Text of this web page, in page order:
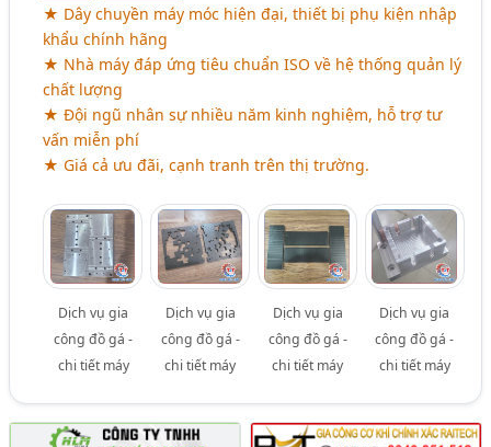
★ Dây chuyền máy móc hiện đại, thiết bị phụ kiện nhập
khẩu chính hãng
★ Nhà máy đáp ứng tiêu chuẩn ISO về hệ thống quản lý
chất lượng
★ Đội ngũ nhân sự nhiều năm kinh nghiệm, hỗ trợ tư
vấn miễn phí
★ Giá cả ưu đãi, cạnh tranh trên thị trường.
Dịch vụ gia
công đồ gá -
chi tiết máy
Dịch vụ gia
công đồ gá -
chi tiết máy
Dịch vụ gia
công đồ gá -
chi tiết máy
Dịch vụ gia
công đồ gá -
chi tiết máy